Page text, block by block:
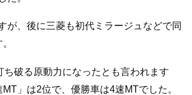
が、後に三菱も初代ミラージュなどで同
破る原動力になったとも言われます
」は2位で、優勝車は4速MTでした。